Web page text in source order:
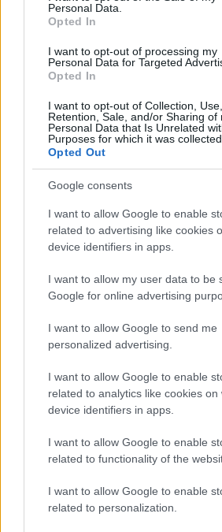
Personal Data.
Opted In
I want to opt-out of processing my
Personal Data for Targeted
Opted In
I want to opt-out of Collection, Use,
Retention, Sale, and/or Sharing of
Personal Data that Is Unrelated
Purposes for which it was collected.
Opted Out
Google consents
I want to allow Google to enable
related to advertising like cookies
device identifiers in apps.
I want to allow my user data to be
Google for online advertising
I want to allow Google to send me
personalized advertising.
I want to allow Google to enable
related to analytics like cookies on
device identifiers in apps.
I want to allow Google to enable
related to functionality of the
I want to allow Google to enable
related to personalization.
tartották a legelőnyösebbnek,
a vér van túlsúlyban, így
szerint alkata szangvinikus.
Természetesen később ezt az
felülbírálták. Ahogy múlt
bonyolultabb rendszereket
Nagyon fontos
Hippokratész és Galénosz
tényre is rávilágít, köztük
fontosságára, valamint a
összefüggéseire.